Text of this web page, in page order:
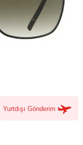
Yurtdışı Gönderim